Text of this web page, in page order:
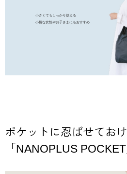
小さくてもしっかり使える
小柄な女性やお子さまにもおすすめ
ポケットに忍ばせてお
「NANOPLUS